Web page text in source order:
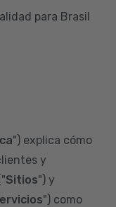
para Brasil
") explica cómo
y
Sitios") y
") como